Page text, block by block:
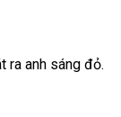
ra anh sáng đỏ.